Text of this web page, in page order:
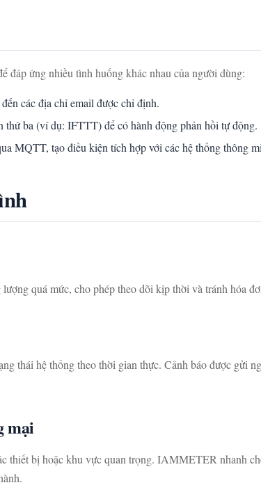
ứng nhiều tình huống khác nhau của người dùng:
các địa chỉ email được chỉ định.
thứ ba (ví dụ: IFTTT) để có hành động phản hồi tự động.
MQTT, tạo điều kiện tích hợp với các hệ thống thông
quá mức, cho phép theo dõi kịp thời và tránh hóa
thái hệ thống theo thời gian thực. Cảnh báo được gửi
mại
thiết bị hoặc khu vực quan trọng. IAMMETER nhanh